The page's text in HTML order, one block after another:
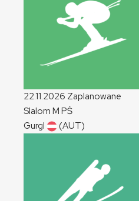
22.11.2026 Zaplanowane
Slalom M PŚ
Gurgl
(AUT)